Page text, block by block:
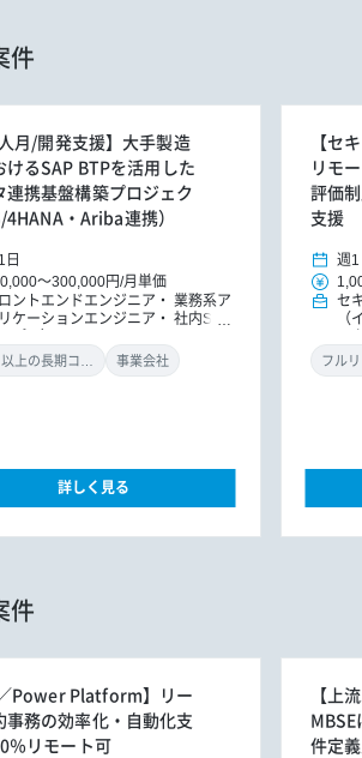
件
人月/開発支援】大手製造
けるSAP BTPを活用した
連携基盤構築プロジェク
4HANA・Ariba連携）
日
～300,000円/月単価
ントエンドエンジニア
業務系ア
ケーションエンジニア
社内SE
事業会社
詳しく見る
【セ
リモ
評価
支援
週1
セ
（
ン
フル
件
／Power Platform】リー
事務の効率化・自動化支
％リモート可
【上
件定